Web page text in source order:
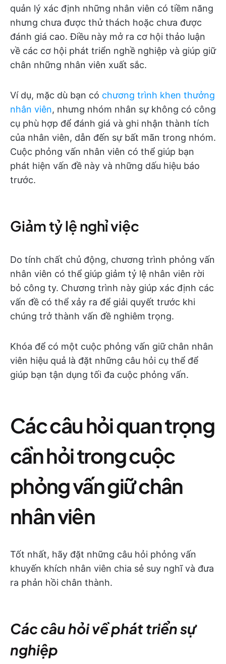
quản lý xác định những nhân viên có tiềm năng
nhưng chưa được thử thách hoặc chưa được
đánh giá cao. Điều này mở ra cơ hội thảo luận
về các cơ hội phát triển nghề nghiệp và giúp giữ
chân những nhân viên xuất sắc.
Ví dụ, mặc dù bạn có chương trình khen thưởng
nhân viên, nhưng nhóm nhân sự không có công
cụ phù hợp để đánh giá và ghi nhận thành tích
của nhân viên, dẫn đến sự bất mãn trong nhóm.
Cuộc phỏng vấn nhân viên có thể giúp bạn
phát hiện vấn đề này và những dấu hiệu báo
trước.
Giảm tỷ lệ nghỉ việc
Do tính chất chủ động, chương trình phỏng vấn
nhân viên có thể giúp giảm tỷ lệ nhân viên rời
bỏ công ty. Chương trình này giúp xác định các
vấn đề có thể xảy ra để giải quyết trước khi
chúng trở thành vấn đề nghiêm trọng.
Khóa để có một cuộc phỏng vấn giữ chân nhân
viên hiệu quả là đặt những câu hỏi cụ thể để
giúp bạn tận dụng tối đa cuộc phỏng vấn.
Các câu hỏi quan trọng
cần hỏi trong cuộc
phỏng vấn giữ chân
nhân viên
Tốt nhất, hãy đặt những câu hỏi phỏng vấn
khuyến khích nhân viên chia sẻ suy nghĩ và đưa
ra phản hồi chân thành.
Các câu hỏi về phát triển sự
nghiệp